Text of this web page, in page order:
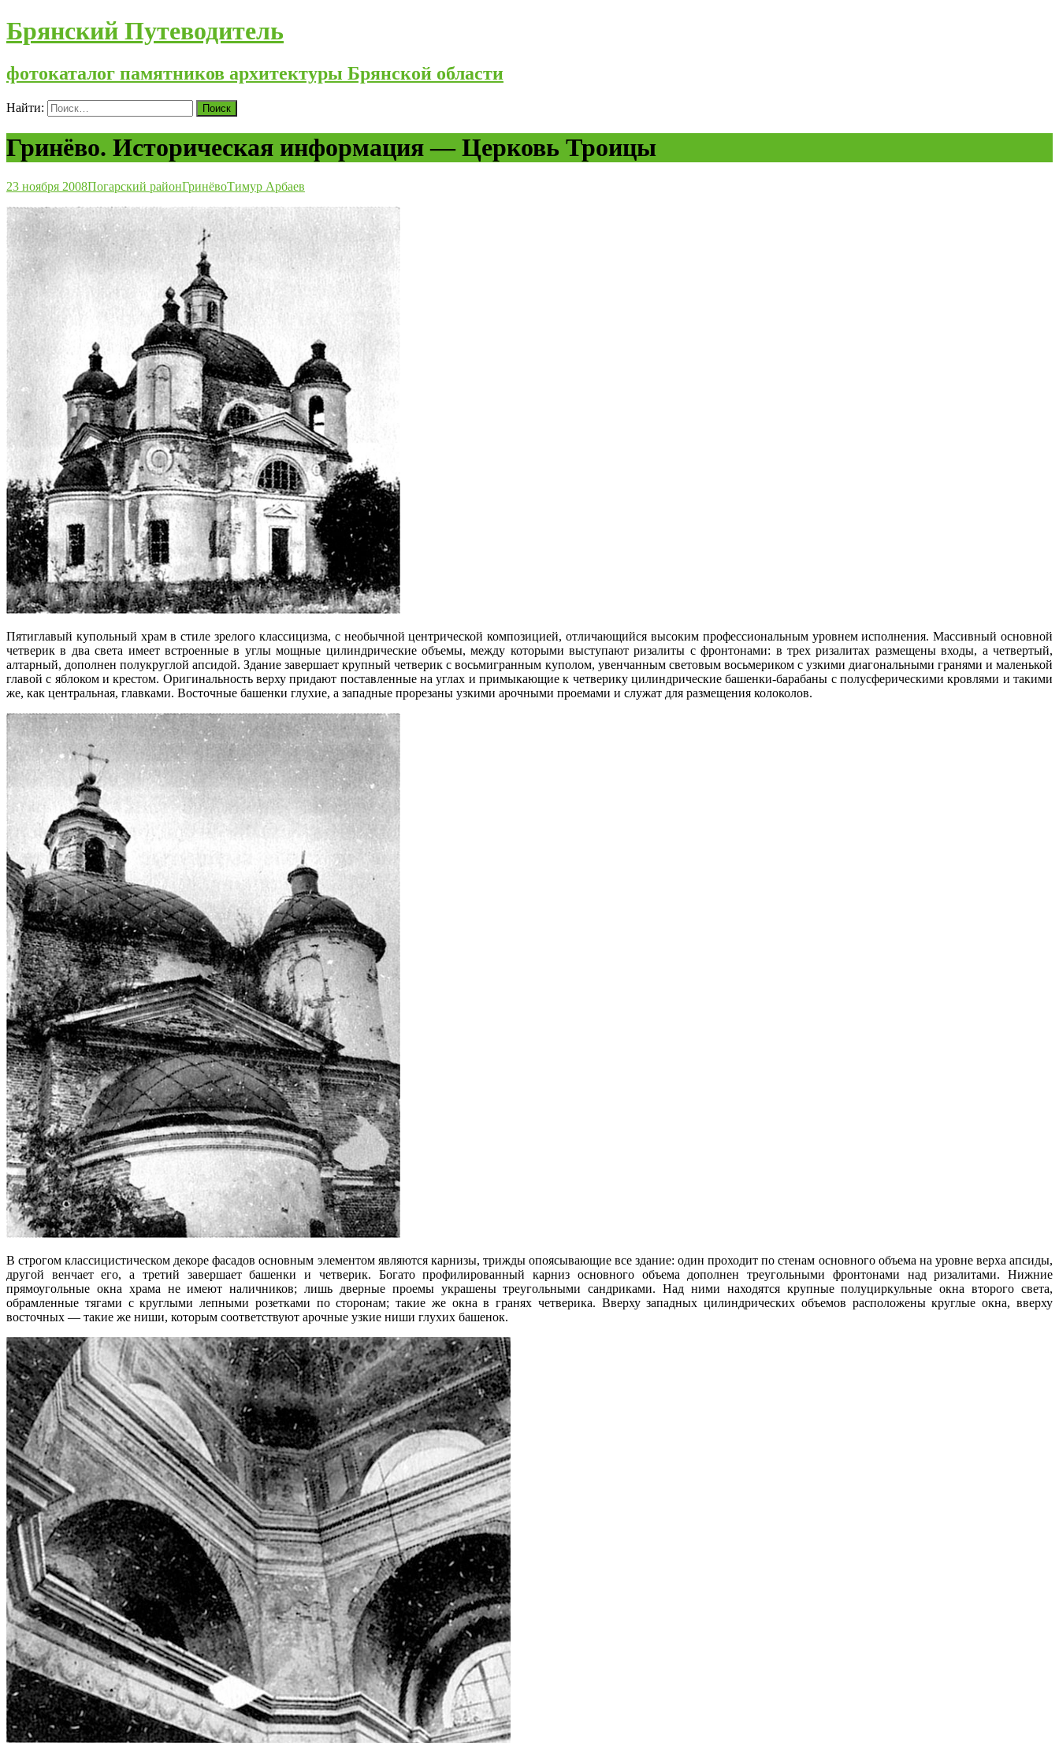
Брянский Путеводитель
фотокаталог памятников архитектуры Брянской области
Найти:
Гринёво. Историческая информация — Церковь Троицы
23 ноября 2008Погарский районГринёвоТимур Арбаев
Пятиглавый купольный храм в стиле зрелого классицизма, с необычной центрической композицией, отличающийся высоким профессиональным уровнем исполнения. Массивный основной
четверик в два света имеет встроенные в углы мощные цилиндрические объемы, между которыми выступают ризалиты с фронтонами: в трех ризалитах размещены входы, а четвертый,
алтарный, дополнен полукруглой апсидой. Здание завершает крупный четверик с восьмигранным куполом, увенчанным световым восьмериком с узкими диагональными гранями и маленькой
главой с яблоком и крестом. Оригинальность верху придают поставленные на углах и примыкающие к четверику цилиндрические башенки-барабаны с полусферическими кровлями и такими
же, как центральная, главками. Восточные башенки глухие, а западные прорезаны узкими арочными проемами и служат для размещения колоколов.
В строгом классицистическом декоре фасадов основным элементом являются карнизы, трижды опоясывающие все здание: один проходит по стенам основного объема на уровне верха апсиды,
другой венчает его, а третий завершает башенки и четверик. Богато профилированный карниз основного объема дополнен треугольными фронтонами над ризалитами. Нижние
прямоугольные окна храма не имеют наличников; лишь дверные проемы украшены треугольными сандриками. Над ними находятся крупные полуциркульные окна второго света,
обрамленные тягами с круглыми лепными розетками по сторонам; такие же окна в гранях четверика. Вверху западных цилиндрических объемов расположены круглые окна, вверху
восточных — такие же ниши, которым соответствуют арочные узкие ниши глухих башенок.